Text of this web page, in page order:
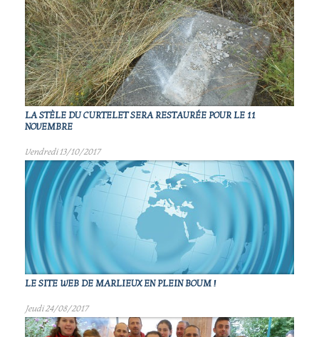
LA STÈLE DU CURTELET SERA RESTAURÉE POUR LE 11
NOVEMBRE
Vendredi 13/10/2017
LE SITE WEB DE MARLIEUX EN PLEIN BOUM !
Jeudi 24/08/2017